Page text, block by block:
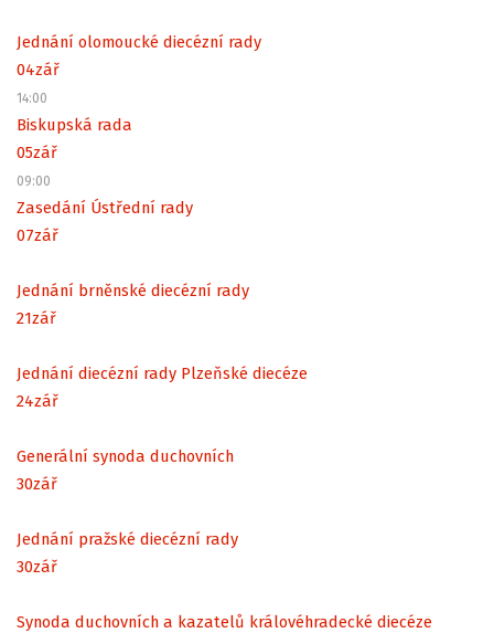
Jednání olomoucké diecézní rady
04zář
14:00
Biskupská rada
05zář
09:00
Zasedání Ústřední rady
07zář
Jednání brněnské diecézní rady
21zář
Jednání diecézní rady Plzeňské diecéze
24zář
Generální synoda duchovních
30zář
Jednání pražské diecézní rady
30zář
Synoda duchovních a kazatelů královéhradecké diecéze